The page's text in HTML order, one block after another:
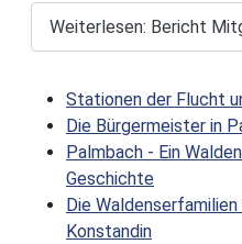
Weiterlesen: Bericht
Stationen der Flucht
Die Bürgermeister in
Palmbach - Ein
Geschichte
Die
Konstandin